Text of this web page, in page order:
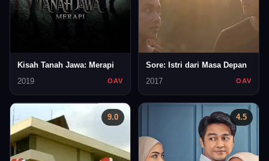
Kisah Tanah Jawa: Merapi
2019
OAV
Sore: Istri dari Masa Depan
2017
OAV
9.0 4.5